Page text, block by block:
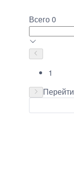
Всего 0
1
Перейти